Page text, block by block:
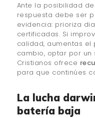
Ante la posibilidad
respuesta debe ser
evidencia: prioriza
certificadas. Si
calidad, aumentas
cambio, optar por un
Cristianos ofrece
para que continúes
La lucha
batería baja